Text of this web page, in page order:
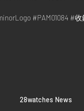
#PAM01084 #
​28watches News